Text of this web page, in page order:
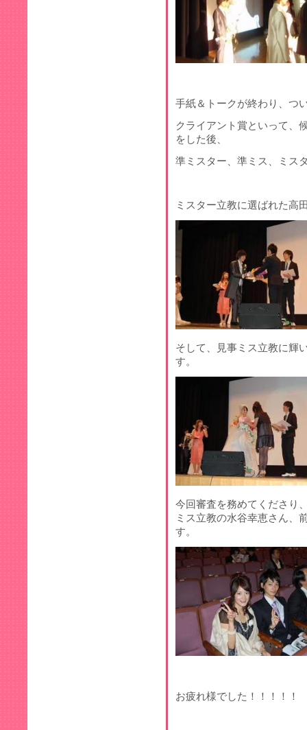
手紙＆トークが終わり、つ
クライアント賞といって、
をした後、
準ミスター、準ミス、ミス
ミスター立教に選ばれた高
そして、見事ミス立教に輝
す。
今回審査を務めてくださり
ミス立教の水谷幸恵さん、
す。
お疲れ様でした！！！！！